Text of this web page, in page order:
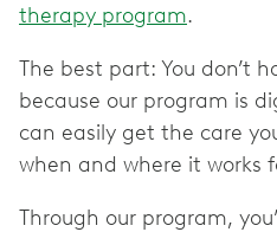
therapy program.
The best part: You don’t
because our program is
can easily get the care
when and where it works
Through our program,